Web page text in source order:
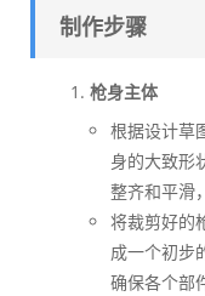
制作步骤
枪身主体
根据设计草
身的大致形
整齐和平滑
将裁剪好的
成一个初步
确保各个部